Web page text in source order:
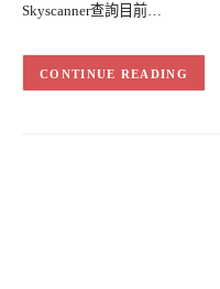
Skyscanner查詢目前…
CONTINUE READING